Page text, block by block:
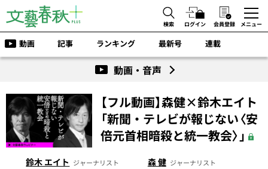
検索 ログイン 会員登録 メニュー
動画 記事 ランキング 最新号 連載
動画・音声
【フル動画】森健×鈴木エイト
「新聞・テレビが報じない〈安
倍元首相暗殺と統一教会〉」
鈴木 エイト ジャーナリスト 森 健 ジャーナリスト